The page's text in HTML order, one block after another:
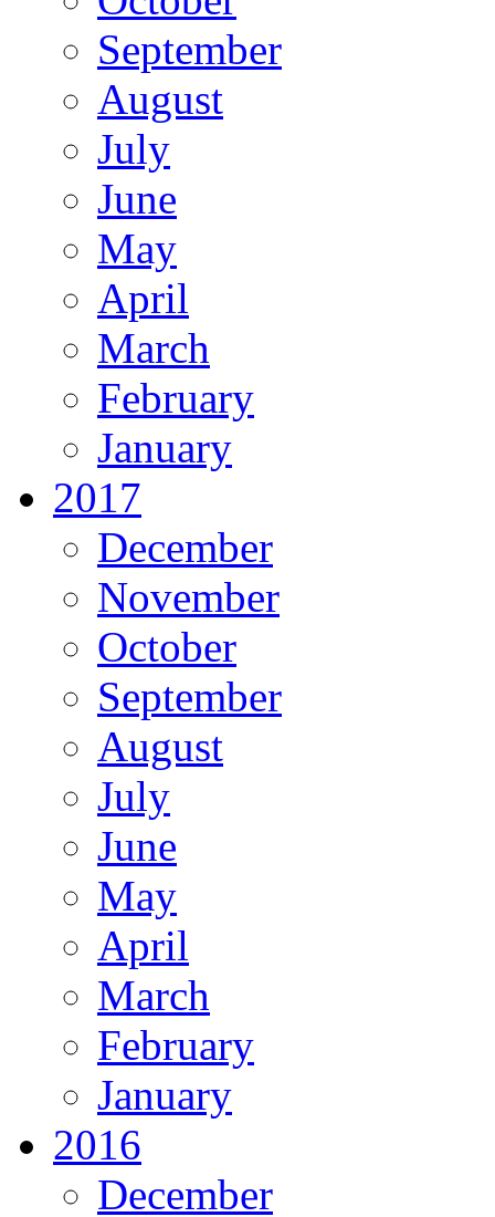
September
August
July
June
May
April
March
February
January
2017
December
November
October
September
August
July
June
May
April
March
February
January
2016
December